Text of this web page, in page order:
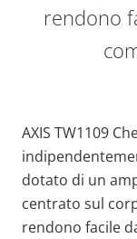
rendono
AXIS TW1109
dotato di un
centrato sul
rendono facile